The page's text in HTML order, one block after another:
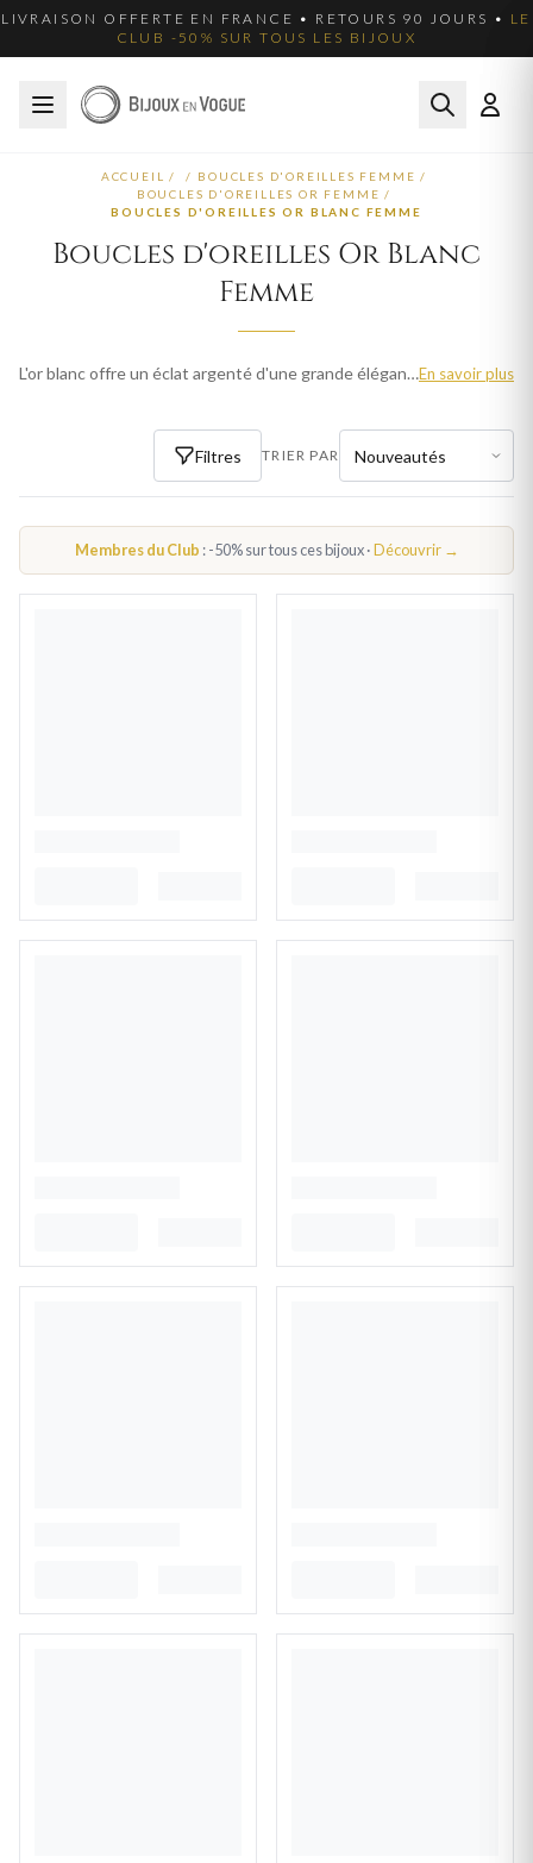
LIVRAISON OFFERTE EN FRANCE • RETOURS 90 JOURS • LE
CLUB -50% SUR TOUS LES BIJOUX
ACCUEIL / / BOUCLES D'OREILLES FEMME /
BOUCLES D'OREILLES OR FEMME /
BOUCLES D'OREILLES OR BLANC FEMME
Boucles d'oreilles Or Blanc
Femme
L'or blanc offre un éclat argenté d'une grande élégance. Nos boucles d'oreilles en or blanc femme mettent en valeur les pierres précieuses. Livraison offerte en France métropolitaine.En savoir plus
Filtres TRIER PAR
Membres du Club : -50% sur tous ces bijoux ·Découvrir →